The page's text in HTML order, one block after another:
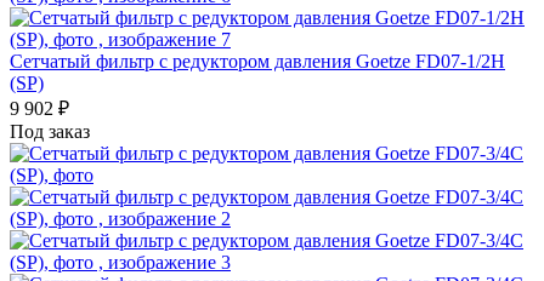
Сетчатый фильтр с редуктором давления Goetze FD07-1/2H
(SP)
9 902 ₽
Под заказ